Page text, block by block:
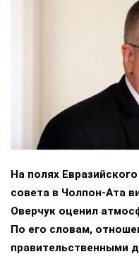
На полях
совета в Чолпон-Ата
Оверчук оценил
По его словам,
правительственными